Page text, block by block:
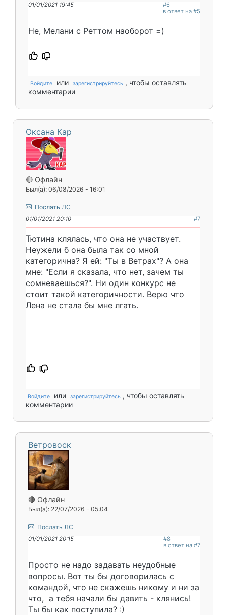
01/01/2021 19:45
#6
в ответ на #5
Не, Мелани с Реттом наоборот =)
Войдите или зарегистрируйтесь , чтобы оставлять
комментарии
Оксана Кар
🔴 Офлайн
Был(а): 06/08/2026 - 16:01
Послать ЛС
01/01/2021 20:10 #7
Тютина клялась, что она не участвует.
Неужели б она была так со мной
категорична? Я ей: "Ты в Ветрах"? А она
мне: "Если я сказала, что нет, зачем ты
сомневаешься?". Ни один конкурс не
стоит такой категоричности. Верю что
Лена не стала бы мне лгать.
Войдите или зарегистрируйтесь , чтобы оставлять
комментарии
Ветровоск
🔴 Офлайн
Был(а): 22/07/2026 - 05:04
Послать ЛС
01/01/2021 20:15
#8
в ответ на #7
Просто не надо задавать неудобные
вопросы. Вот ты бы договорилась с
командой, что не скажешь никому и ни за
что, а тебя начали бы давить - клянись!
Ты бы как поступила? :)